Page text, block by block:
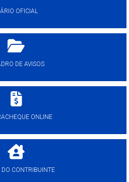
OFICIAL
DE AVISOS
ONLINE
DO CONTRIBUINTE